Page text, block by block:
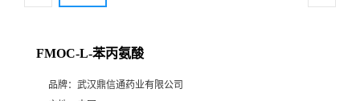
FMOC-L-苯丙氨酸
品牌： 武汉鼎信通药业有限公司